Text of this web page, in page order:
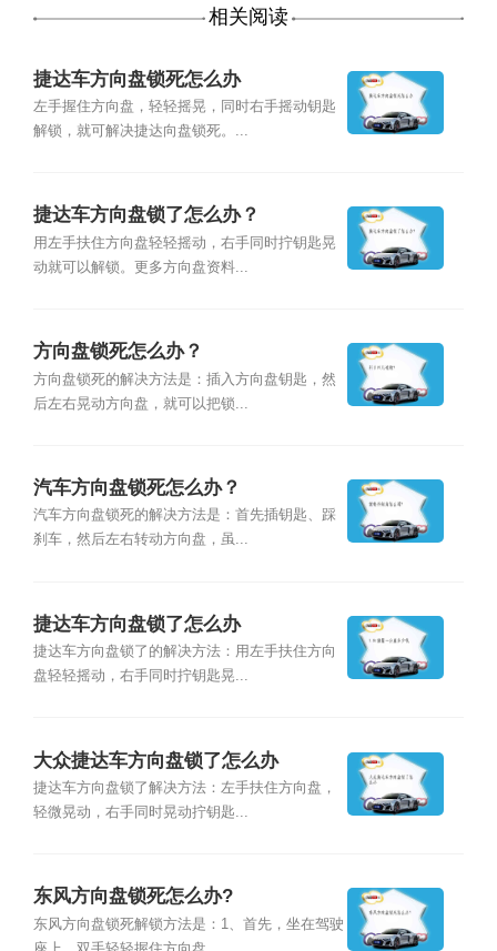
相关阅读
捷达车方向盘锁死怎么办
左手握住方向盘，轻轻摇晃，同时右手摇动钥匙
解锁，就可解决捷达向盘锁死。...
捷达车方向盘锁了怎么办？
用左手扶住方向盘轻轻摇动，右手同时拧钥匙晃
动就可以解锁。更多方向盘资料...
方向盘锁死怎么办？
方向盘锁死的解决方法是：插入方向盘钥匙，然
后左右晃动方向盘，就可以把锁...
汽车方向盘锁死怎么办？
汽车方向盘锁死的解决方法是：首先插钥匙、踩
刹车，然后左右转动方向盘，虽...
捷达车方向盘锁了怎么办
捷达车方向盘锁了的解决方法：用左手扶住方向
盘轻轻摇动，右手同时拧钥匙晃...
大众捷达车方向盘锁了怎么办
捷达车方向盘锁了解决方法：左手扶住方向盘，
轻微晃动，右手同时晃动拧钥匙...
东风方向盘锁死怎么办?
东风方向盘锁死解锁方法是：1、首先，坐在驾驶